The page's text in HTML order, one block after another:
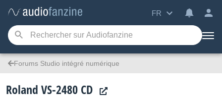
FR
Forums Studio intégré numérique
Roland VS-2480 CD